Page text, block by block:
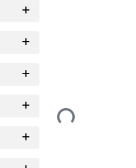
Loading...